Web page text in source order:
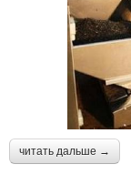
читать дальше →